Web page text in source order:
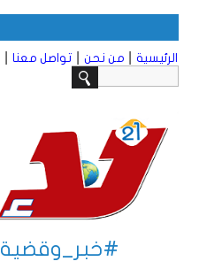
الرئيسية من نحن تواصل معنا
#خبر_وقضية